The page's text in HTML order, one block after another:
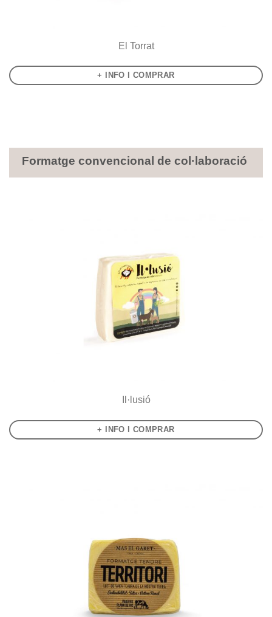
El Torrat
+ INFO I COMPRAR
Formatge convencional de col·laboració
Il·lusió
+ INFO I COMPRAR